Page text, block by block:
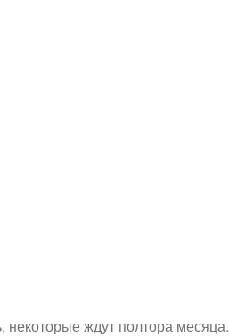
ждут полтора месяца.